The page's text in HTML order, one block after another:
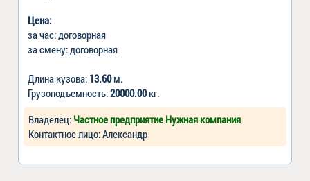
Цена:
за час: договорная
за смену: договорная
Длина кузова: 13.60м.
Грузоподъемность:20000.00кг.
Владелец: Частное предприятие Нужная компания
Контактное лицо: Александр